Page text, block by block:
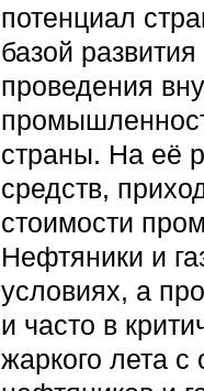
потенциал
базой
проведения
страны. На её
средств,
стоимости
Нефтяники и
условиях, а
и часто в
жаркого лета